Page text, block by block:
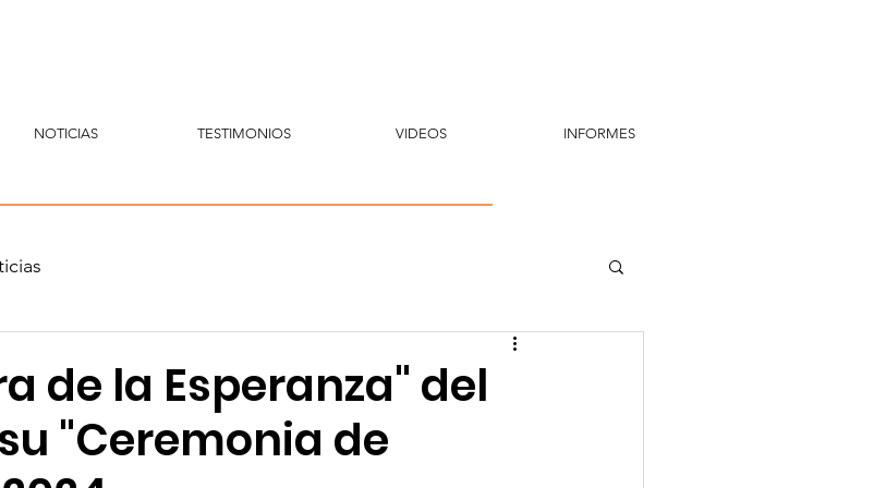
NOTICIAS TESTIMONIOS VIDEOS INFORMES
de la Esperanza" del
"Ceremonia de